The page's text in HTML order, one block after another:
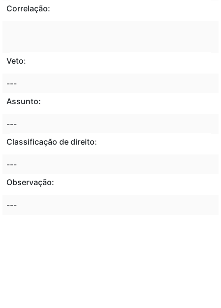
Correlação:
Veto:
---
Assunto:
---
Classificação de direito:
---
Observação:
---